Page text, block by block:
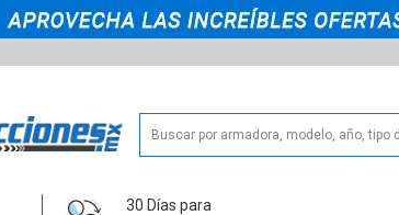
30 Días para